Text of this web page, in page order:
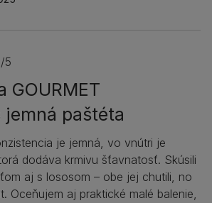
5
GOURMET
jemná paštéta
je jemná, vo vnútri je
dodáva krmivu šťavnatosť. Skúsili
aj s lososom – obe jej chutili, no
Oceňujem aj praktické malé balenie,